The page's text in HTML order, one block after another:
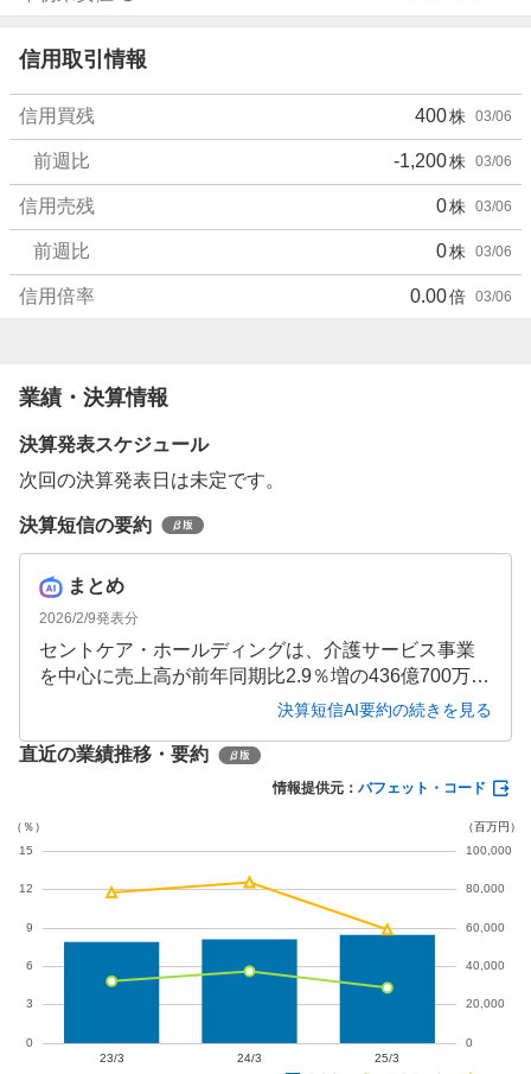
信用取引情報
信用買残 400株 03/06
前週比 -1,200株 03/06
信用売残 0株 03/06
前週比 0株 03/06
信用倍率 0.00倍 03/06
業績・決算情報
決算発表スケジュール
次回の決算発表日は未定です。
決算短信の要約
まとめ
2026/2/9発表分
セントケア・ホールディングは、介護サービス事業
を中心に売上高が前年同期比2.9％増の436億700万円
となりました。しかし、人材確保の課題や収益構造
で、関係会社株式売却益により四半期純利益は15.
8％増加。自己資本比率も60.0％に改善し、財務基盤
決算短信AI要約の続きを見る
直近の業績推移・要約
情報提供元： バフェット・コード